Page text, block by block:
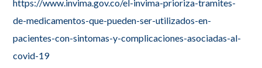
https://www.invima.gov.co/el-invima-prioriza-tramites-
de-medicamentos-que-pueden-ser-utilizados-en-
pacientes-con-sintomas-y-complicaciones-asociadas-al-
covid-19